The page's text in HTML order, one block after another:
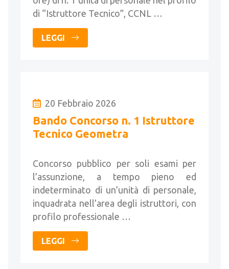
di “Istruttore Tecnico”, CCNL …
LEGGI
20 Febbraio 2026
Bando Concorso n. 1 Istruttore
Tecnico Geometra
Concorso pubblico per soli esami per
l’assunzione, a tempo pieno ed
indeterminato di un’unità di personale,
inquadrata nell’area degli istruttori, con
profilo professionale …
LEGGI